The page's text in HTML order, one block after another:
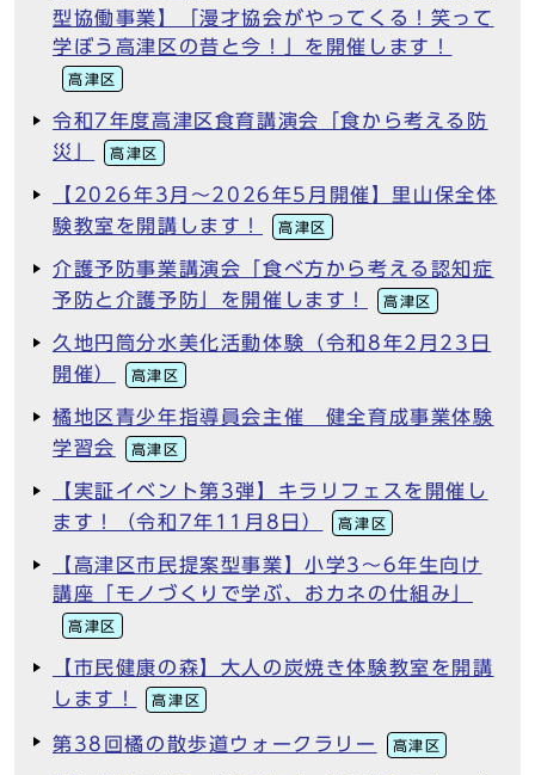
型協働事業】「漫才協会がやってくる！笑って
学ぼう高津区の昔と今！」を開催します！
高津区
令和7年度高津区食育講演会「食から考える防
災」
高津区
【2026年3月～2026年5月開催】里山保全体
験教室を開講します！
高津区
介護予防事業講演会「食べ方から考える認知症
予防と介護予防」を開催します！
高津区
久地円筒分水美化活動体験（令和8年2月23日
開催）
高津区
橘地区青少年指導員会主催 健全育成事業体験
学習会
高津区
【実証イベント第3弾】キラリフェスを開催し
ます！（令和7年11月8日）
高津区
【高津区市民提案型事業】小学3～6年生向け
講座「モノづくりで学ぶ、おカネの仕組み」
高津区
【市民健康の森】大人の炭焼き体験教室を開講
します！
高津区
第38回橘の散歩道ウォークラリー 高津区